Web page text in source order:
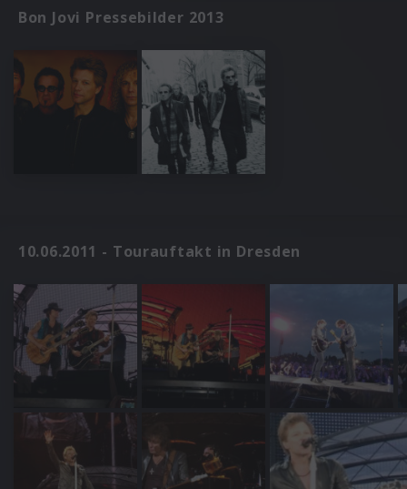
Bon Jovi Pressebilder 2013
10.06.2011 - Tourauftakt in Dresden